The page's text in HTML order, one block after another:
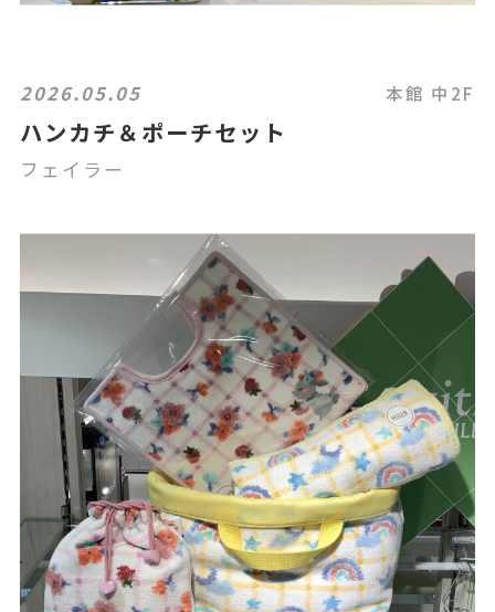
2026.05.05 本館 中2F
ハンカチ＆ポーチセット
フェイラー